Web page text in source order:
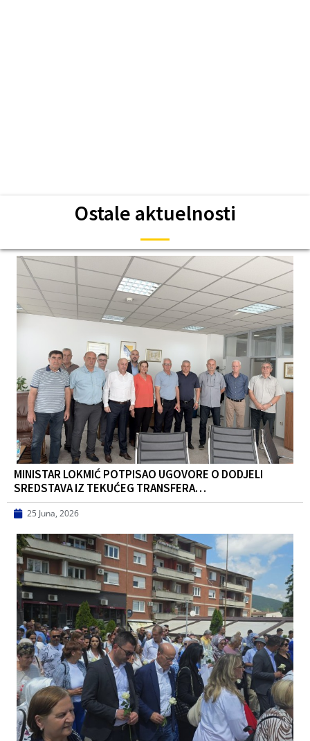
Ostale aktuelnosti
MINISTAR LOKMIĆ POTPISAO UGOVORE O DODJELI
SREDSTAVA IZ TEKUĆEG TRANSFERA…
25 Juna, 2026